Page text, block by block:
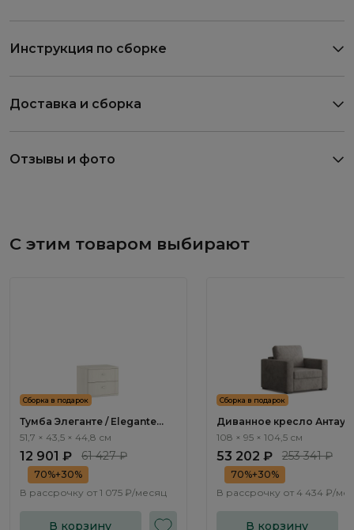
Инструкция по сборке
Доставка и сборка
Отзывы и фото
С этим товаром выбирают
Сборка в подарок
Тумба Элеганте / Elegante
LE5501.1
51,7 × 43,5 × 44,8 см
12 901 ₽ 61 427 ₽
70%+30%
В рассрочку от 1 075 ₽/месяц
В корзину
Сборка в подарок
Диванное кресло Антау /
Antau ММ111.11
108 × 95 × 104,5 см
53 202 ₽ 253 341 ₽
70%+30%
В рассрочку от 4 434 ₽/
В корзину